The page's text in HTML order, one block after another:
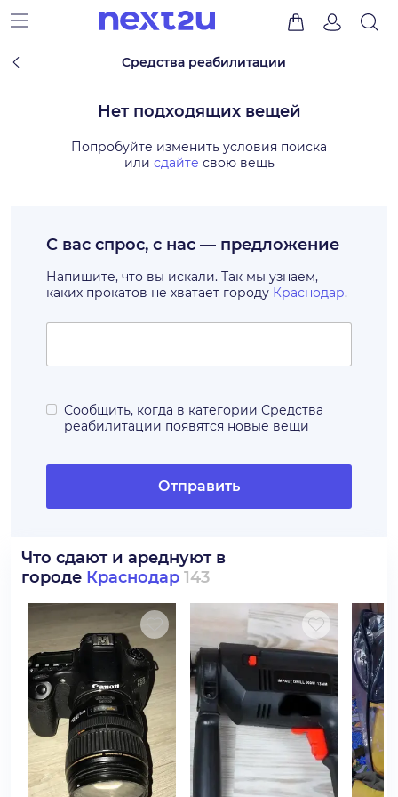
Средства реабилитации
Нет подходящих вещей
Попробуйте изменить условия поиска
или сдайте свою вещь
С вас спрос, с нас — предложение
Напишите, что вы искали. Так мы узнаем,
каких прокатов не хватает городу Краснодар.
Сообщить, когда в категории Средства
реабилитации появятся новые вещи
Отправить
Что сдают и ареднуют в
городе Краснодар 143